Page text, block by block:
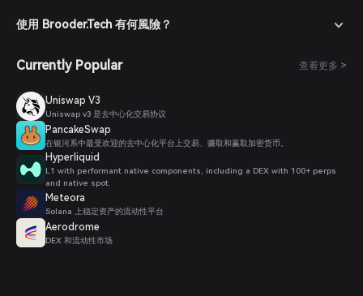
使用 Brooder.Tech 有何風險？
Currently Popular 查看更多 >
Uniswap V3
Uniswap v3 是去中心化交易协议
PancakeSwap
在银河系中最受欢迎的去中心化平台上交易、赚取和赢取加密货币。
Hyperliquid
L1 with performant native components, including a DEX with 100+ perps
and native spot.
Meteora
Solana 上稳定资产的流动性平台
Aerodrome
DEX 和流动性市场